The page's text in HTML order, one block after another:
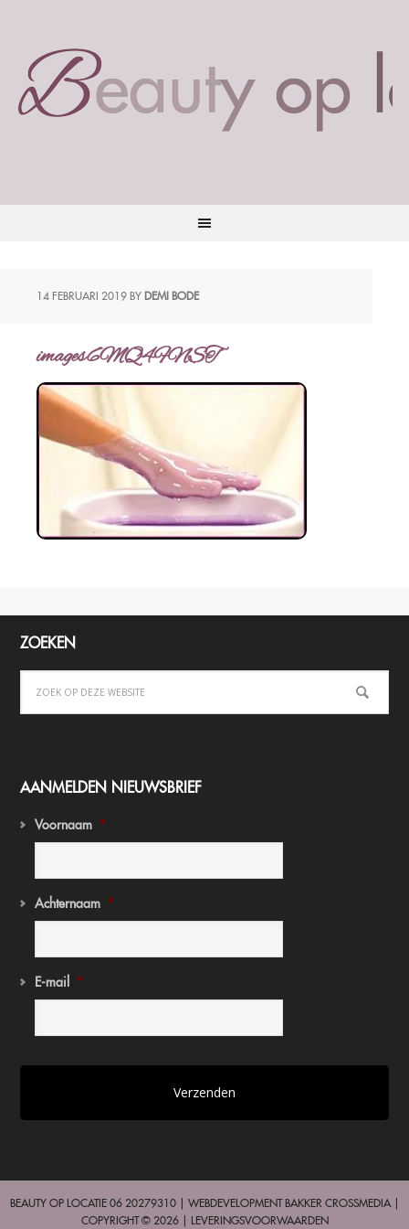
14 FEBRUARI 2019 BY DEMI BODE
images6MQ4FNST
ZOEKEN
AANMELDEN NIEUWSBRIEF
Voornaam *
Achternaam *
E-mail *
BEAUTY OP LOCATIE 06 20279310 | WEBDEVELOPMENTBAKKER CROSSMEDIA|
COPYRIGHT © 2026 | LEVERINGSVOORWAARDEN